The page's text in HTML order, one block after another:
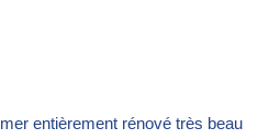
entièrement rénové très beau